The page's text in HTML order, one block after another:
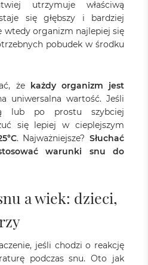
utrzymuje właściwą
się głębszy i bardziej
wtedy organizm najlepiej się
pobudek w środku
że każdy organizm jest
uniwersalna wartość. Jeśli
lub po prostu szybciej
się lepiej w cieplejszym
. Najważniejsze?Słuchać
warunki snu do
a wiek: dzieci,
jeśli chodzi o reakcję
podczas snu. Oto jak